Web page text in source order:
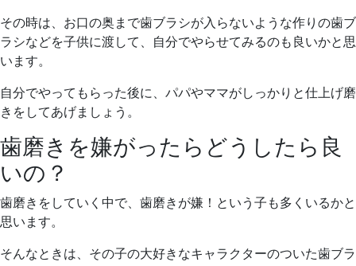
その時は、お口の奥まで歯ブラシが入らないような作りの歯ブ
ラシなどを子供に渡して、自分でやらせてみるのも良いかと思
います。
自分でやってもらった後に、パパやママがしっかりと仕上げ磨
きをしてあげましょう。
歯磨きを嫌がったらどうしたら良
いの？
歯磨きをしていく中で、歯磨きが嫌！という子も多くいるかと
思います。
そんなときは、その子の大好きなキャラクターのついた歯ブラ